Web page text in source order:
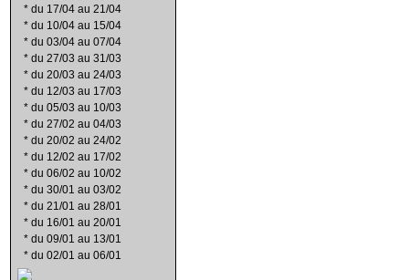
* du 17/04 au 21/04
* du 10/04 au 15/04
* du 03/04 au 07/04
* du 27/03 au 31/03
* du 20/03 au 24/03
* du 12/03 au 17/03
* du 05/03 au 10/03
* du 27/02 au 04/03
* du 20/02 au 24/02
* du 12/02 au 17/02
* du 06/02 au 10/02
* du 30/01 au 03/02
* du 21/01 au 28/01
* du 16/01 au 20/01
* du 09/01 au 13/01
* du 02/01 au 06/01